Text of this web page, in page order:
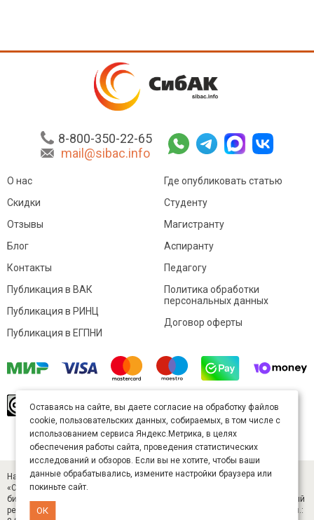
8-800-350-22-65
mail@sibac.info
О нас
Скидки
Отзывы
Блог
Контакты
Где опубликовать статью
Студенту
Магистранту
Аспиранту
Педагогу
Публикация в ВАК
Публикация в РИНЦ
Публикация в ЕГПНИ
Политика обработки
персональных данных
Договор оферты
произведение доступно полицензии Creative
Commons «Attribution» («Атрибуция») 4.0
Непортированная.
Карта сайта
Научный журнал «Студенческий» (ISSN 2541-9412). Издатель — ООО
«СибАК» (ИНН 5402054157). Размещается в Научной электронной
библиотеке eLIBRARY.RU (договор № 445-11/2019 от 05.11.2019). Главный
редактор — Старченко И. Б., д-р техн. наук. E-mail: student@sibac.info, тел.:
Оставаясь на сайте, вы даете согласие на обработку файлов
cookie, пользовательских данных, собираемых, в том числе с
использованием сервиса Яндекс.Метрика, в целях
обеспечения работы сайта, проведения статистических
исследований и обзоров. Если вы не хотите, чтобы ваши
данные обрабатывались, измените настройки браузера или
покиньте сайт.
ОК